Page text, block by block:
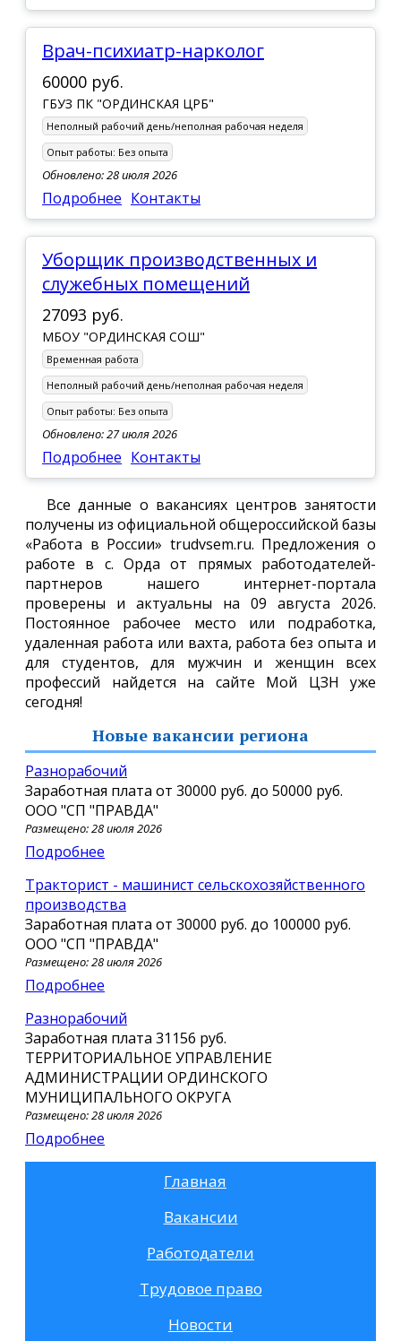
Врач-психиатр-нарколог
60000 руб.
ГБУЗ ПК "ОРДИНСКАЯ ЦРБ"
Неполный рабочий день/неполная рабочая неделя
Опыт работы: Без опыта
Обновлено: 28 июля 2026
Подробнее Контакты
Уборщик производственных и
служебных помещений
27093 руб.
МБОУ "ОРДИНСКАЯ СОШ"
Временная работа
Неполный рабочий день/неполная рабочая неделя
Опыт работы: Без опыта
Обновлено: 27 июля 2026
Подробнее Контакты
Все данные о вакансиях центров занятости
получены из официальной общероссийской базы
«Работа в России» trudvsem.ru. Предложения о
работе в с. Орда от прямых работодателей-
партнеров нашего интернет-портала
проверены и актуальны на 09 августа 2026.
Постоянное рабочее место или подработка,
удаленная работа или вахта, работа без опыта и
для студентов, для мужчин и женщин всех
профессий найдется на сайте Мой ЦЗН уже
сегодня!
Новые вакансии региона
Разнорабочий
Заработная плата от 30000 руб. до 50000 руб.
ООО "СП "ПРАВДА"
Размещено: 28 июля 2026
Подробнее
Тракторист - машинист сельскохозяйственного
производства
Заработная плата от 30000 руб. до 100000 руб.
ООО "СП "ПРАВДА"
Размещено: 28 июля 2026
Подробнее
Разнорабочий
Заработная плата 31156 руб.
ТЕРРИТОРИАЛЬНОЕ УПРАВЛЕНИЕ
АДМИНИСТРАЦИИ ОРДИНСКОГО
МУНИЦИПАЛЬНОГО ОКРУГА
Размещено: 28 июля 2026
Подробнее
Главная
Вакансии
Работодатели
Трудовое право
Новости